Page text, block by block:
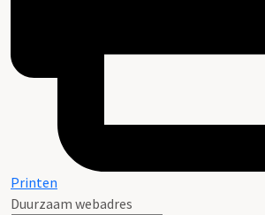
Printen
Duurzaam webadres